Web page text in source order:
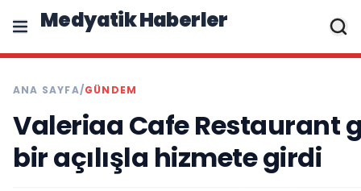
Medyatik Haberler
ANA SAYFA/GÜNDEM
Valeriaa Cafe Restaurant
bir açılışla hizmete girdi